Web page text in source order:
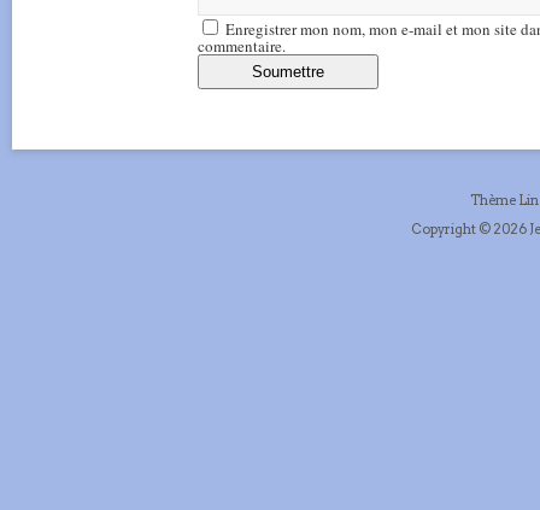
Enregistrer mon nom, mon e-mail et mon site
commentaire.
Thème
Copyright © 2026